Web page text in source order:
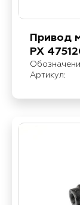
Привод
РХ
Артикул: